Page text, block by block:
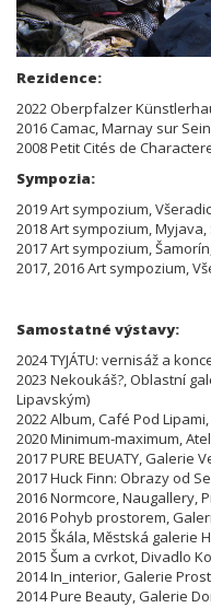
Rezidence:
2022 Oberpfalzer
2016 Camac, Marnay sur
2008 Petit Cités de
Sympozia:
2019 Art sympozium,
2018 Art sympozium, Myjava,
2017 Art sympozium,
2017, 2016 Art sympozium,
Samostatné výstavy:
2024 TYJÁTU: vernisáž a
2023 Nekoukáš?, Oblastní
Lipavským)
2022 Album, Café Pod
2020 Minimum-maximum,
2017 PURE BEUATY, Galerie
2017 Huck Finn: Obrazy od
2016 Normcore, Naugallery,
2016 Pohyb prostorem,
2015 Škála, Městská galerie
2015 Šum a cvrkot, Divadlo
2014 In_interior, Galerie
2014 Pure Beauty, Galerie